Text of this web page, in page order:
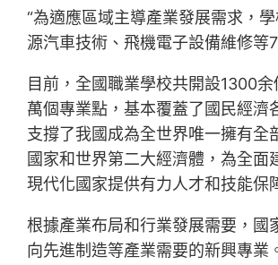
“為適應區域主導產業發展需求，
源汽車技術、飛機電子設備維修等
目前，全國職業學校共開設1300
萬個專業點，基本覆蓋了國民經濟
支撐了我國成為全世界唯一擁有全
國家和世界第二大經濟體，為全面
現代化國家提供有力人才和技能保
根據產業布局和行業發展需要，國
向先進制造等產業需要的新興專業